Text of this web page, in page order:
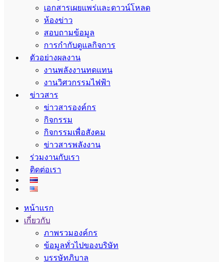
เอกสารเผยแพร่และดาวน์โหลด
ห้องข่าว
สอบถามข้อมูล
การกำกับดูแลกิจการ
ตัวอย่างผลงาน
งานพลังงานทดแทน
งานวิศวกรรมไฟฟ้า
ข่าวสาร
ข่าวสารองค์กร
กิจกรรม
กิจกรรมเพื่อสังคม
ข่าวสารพลังงาน
ร่วมงานกับเรา
ติดต่อเรา
หน้าแรก
เกี่ยวกับ
ภาพรวมองค์กร
ข้อมูลทั่วไปของบริษัท
บรรษัทภิบาล